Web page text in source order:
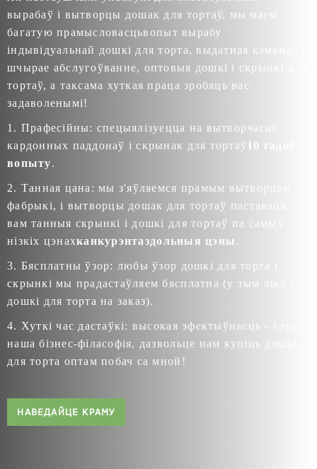
вырабаў і вытворцы дошак для тортаў, мы маем
багатую прамысловасцьвопыт вырабу
індывідуальнай дошкі для торта, выдатная каманда і
шчырае абслугоўванне, оптовыя дошкі і скрынкі для
тортаў, а таксама хуткая праца зробяць вас
задаволенымі!
1. Прафесійны: спецыялізуецца на вытворчасці
кардонных паддонаў і скрынак для тортаў 10 гадоў
вопыту.
2. Танная цана: мы з'яўляемся прамым вытворцам
фабрыкі, і вытворцы дошак для тортаў паставяць
вам танныя скрынкі і дошкі для тортаў па самых
нізкіх цэнахканкурэнтаздольныя цэны.
3. Бясплатны ўзор: любы ўзор дошкі для торта і
скрынкі мы прадастаўляем бясплатна (у тым ліку і
дошкі для торта на заказ).
4. Хуткі час дастаўкі: высокая эфектыўнасць - гэта
наша бізнес-філасофія, дазвольце нам купіць дошкі
для торта оптам побач са мной!
НАВЕДАЙЦЕ КРАМУ